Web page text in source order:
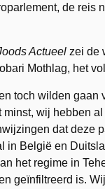
de reis
Actueel zei de
Mothlag, het
toch wilden gaan
minst, wij hebben
dat deze
in België en
het regime in
geïnfiltreerd is.